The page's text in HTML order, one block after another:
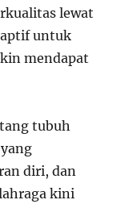
lewat
untuk
mendapat
tubuh
diri, dan
kini